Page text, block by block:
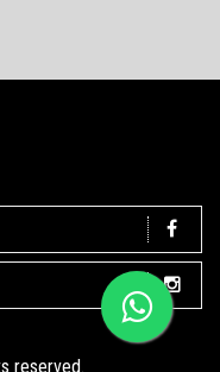
reserved.